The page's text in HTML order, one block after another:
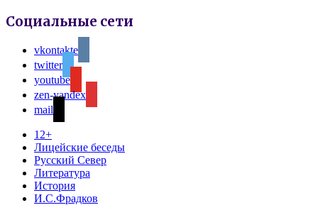
Социальные сети
vkontakte
twitter
youtube
zen-yandex
mail
12+
Лицейские беседы
Русский Север
Литература
История
И.С.Фрадков